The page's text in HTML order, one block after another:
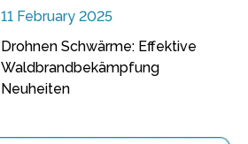
11 February 2025
Drohnen Schwärme: Effektive
Waldbrandbekämpfung
Neuheiten